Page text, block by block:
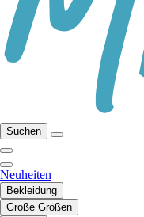
Suchen
Neuheiten
Bekleidung
Große Größen